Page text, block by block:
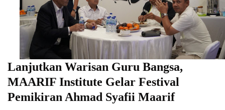
Lanjutkan Warisan Guru Bangsa,
MAARIF Institute Gelar Festival
Pemikiran Ahmad Syafii Maarif